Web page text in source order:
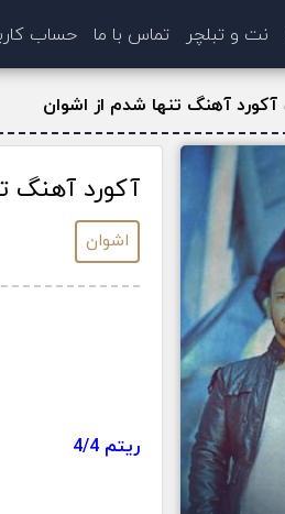
نت و تبلچر تماس با ما حساب
آکورد آهنگ تنها شدم از اشوان
آکورد آهنگ
اشوان
ریتم 4/4